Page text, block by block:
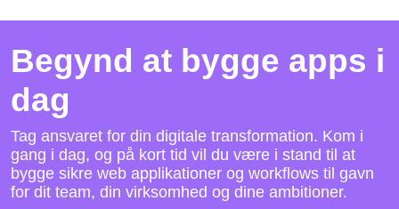
Begynd at bygge apps i
dag
Tag ansvaret for din digitale transformation. Kom i
gang i dag, og på kort tid vil du være i stand til at
bygge sikre web applikationer og workflows til gavn
for dit team, din virksomhed og dine ambitioner.